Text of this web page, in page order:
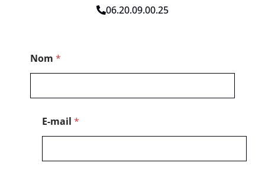
06.20.09.00.25
N
o
Nom *
E-mail *